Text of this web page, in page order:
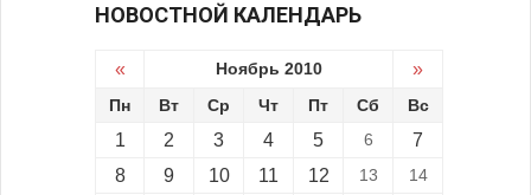
НОВОСТНОЙ КАЛЕНДАРЬ
« Ноябрь 2010 »
Пн Вт Ср Чт Пт Сб Вс
1 2 3 4 5 6
7
8
9 10 11 12 13 14